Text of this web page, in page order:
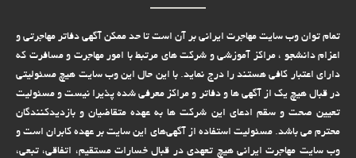
تمام توان وب سایت مهاجرت ایرانی بر آن است تا حد ممکن آگهی دفاتر مهاجرتی و
اعزام دانشجو ، مراکز آموزشی و شرکت های مرتبط با امور مهاجرت و مسافرت که
دارای اعتبار کافی هستند را درج نماید. با این حال این وب سایت هیچ مسئولیتی
در قبال هیچ یک از آگهی ها و دفاتر و مراکز معرفی شده پذیرا نیست و مسئولیت
تعیین صحت و سقم ادعای این شرکت ها به عهده متقاضیان و بازدیدکنندگان
محترم می باشد. مسئولیت استفاده از آگهی‌های این سایت بر عهده کابران است و
وب سایت مهاجرت ایرانی هیچ تعهدى در قبال خسارات مستقیم، اتفاقى، تبعى،